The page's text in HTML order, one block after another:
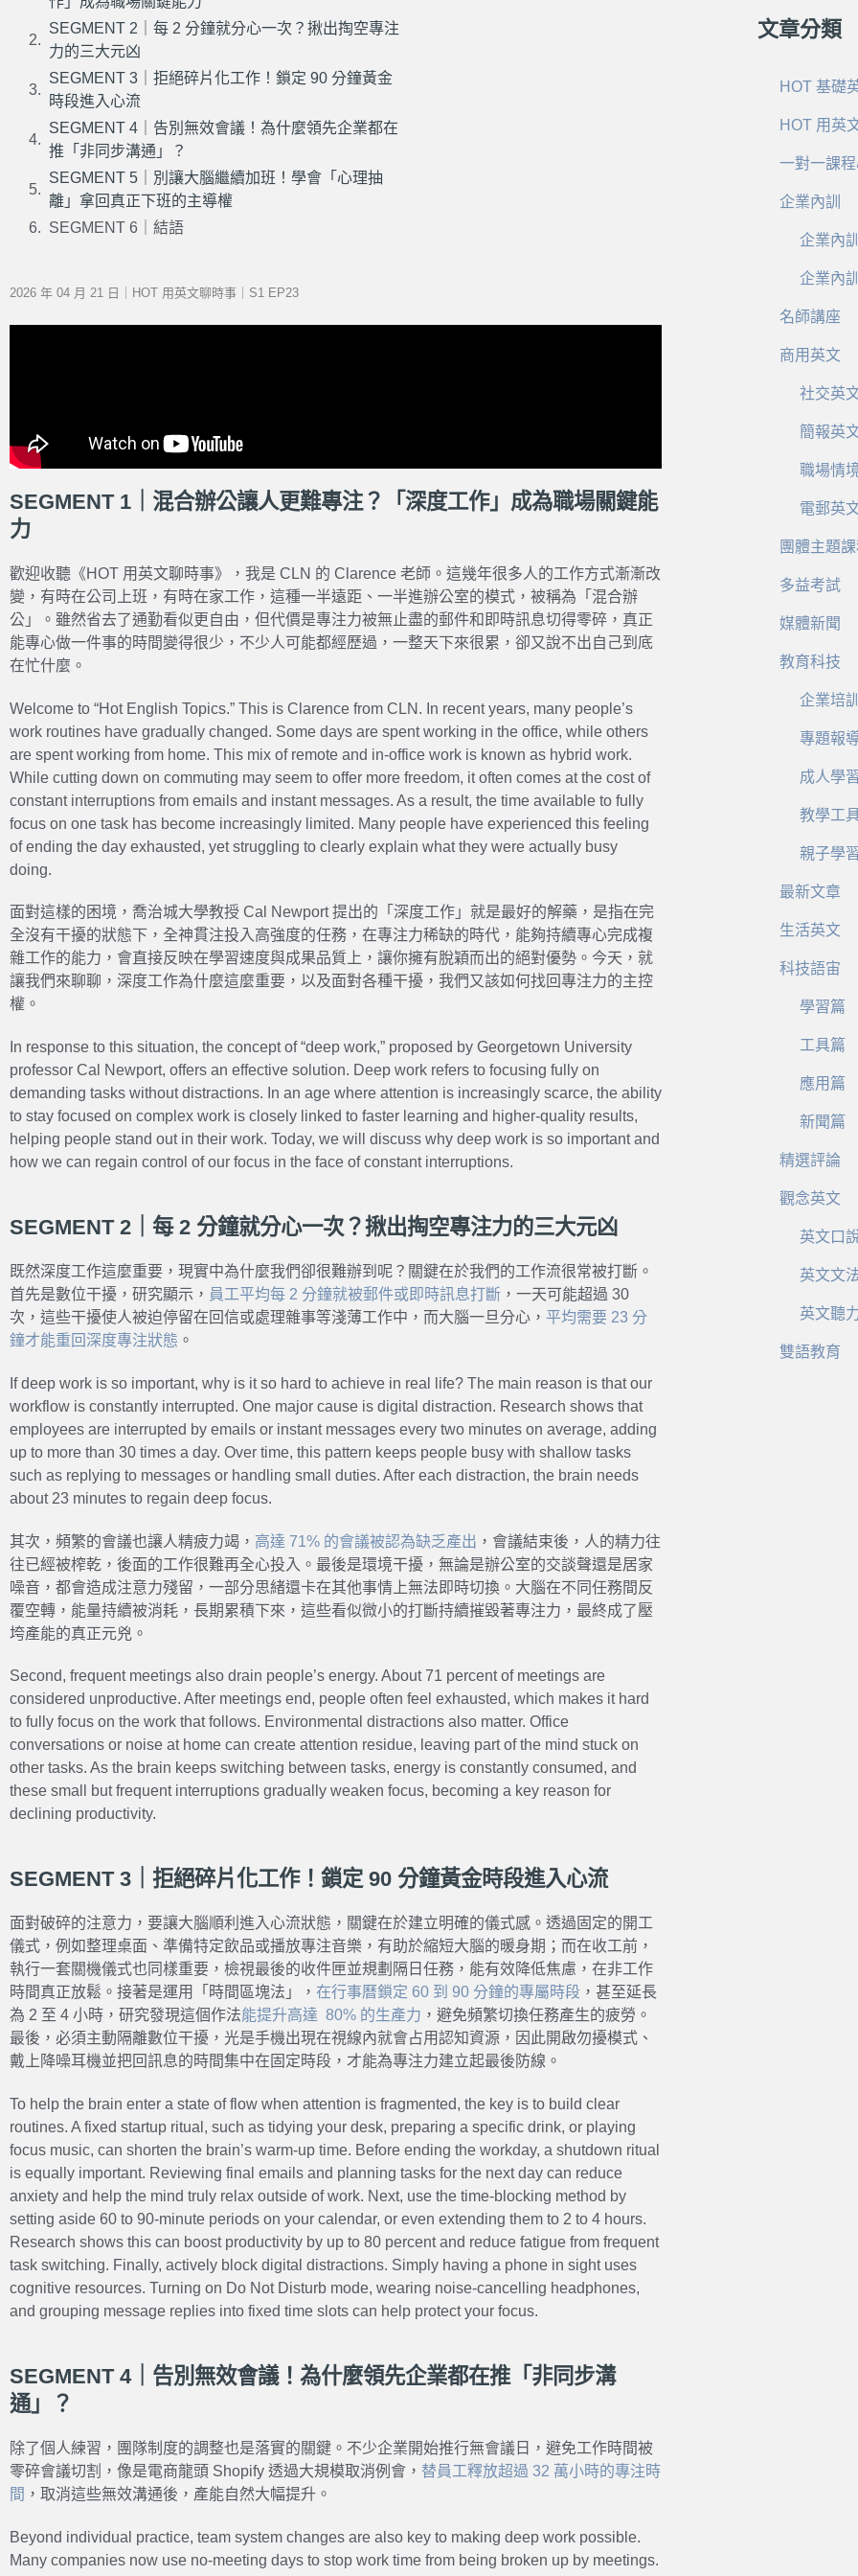
SEGMENT 2｜每 2 分鐘就分心一次？揪出掏空專注
力的三大元凶
SEGMENT 3｜拒絕碎片化工作！鎖定 90 分鐘黃金
時段進入心流
SEGMENT 4｜告別無效會議！為什麼領先企業都在
推「非同步溝通」？
SEGMENT 5｜別讓大腦繼續加班！學會「心理抽
離」拿回真正下班的主導權
SEGMENT 6｜結語
2026 年 04 月 21 日｜HOT 用英文聊時事｜S1 EP23
SEGMENT 1｜混合辦公讓人更難專注？「深度工作」成為職場關鍵能
力
歡迎收聽《HOT 用英文聊時事》，我是 CLN 的 Clarence 老師。這幾年很多人的工作方式漸漸改
變，有時在公司上班，有時在家工作，這種一半遠距、一半進辦公室的模式，被稱為「混合辦
公」。雖然省去了通勤看似更自由，但代價是專注力被無止盡的郵件和即時訊息切得零碎，真正
能專心做一件事的時間變得很少，不少人可能都經歷過，一整天下來很累，卻又說不出自己到底
在忙什麼。
Welcome to “Hot English Topics.” This is Clarence from CLN. In recent years, many people’s
work routines have gradually changed. Some days are spent working in the office, while others
are spent working from home. This mix of remote and in-office work is known as hybrid work.
While cutting down on commuting may seem to offer more freedom, it often comes at the cost of
constant interruptions from emails and instant messages. As a result, the time available to fully
focus on one task has become increasingly limited. Many people have experienced this feeling
of ending the day exhausted, yet struggling to clearly explain what they were actually busy
doing.
面對這樣的困境，喬治城大學教授 Cal Newport 提出的「深度工作」就是最好的解藥，是指在完
全沒有干擾的狀態下，全神貫注投入高強度的任務，在專注力稀缺的時代，能夠持續專心完成複
雜工作的能力，會直接反映在學習速度與成果品質上，讓你擁有脫穎而出的絕對優勢。今天，就
讓我們來聊聊，深度工作為什麼這麼重要，以及面對各種干擾，我們又該如何找回專注力的主控
權。
In response to this situation, the concept of “deep work,” proposed by Georgetown University
professor Cal Newport, offers an effective solution. Deep work refers to focusing fully on
demanding tasks without distractions. In an age where attention is increasingly scarce, the ability
to stay focused on complex work is closely linked to faster learning and higher-quality results,
helping people stand out in their work. Today, we will discuss why deep work is so important and
how we can regain control of our focus in the face of constant interruptions.
SEGMENT 2｜每 2 分鐘就分心一次？揪出掏空專注力的三大元凶
既然深度工作這麼重要，現實中為什麼我們卻很難辦到呢？關鍵在於我們的工作流很常被打斷。
首先是數位干擾，研究顯示， 員工平均每 2 分鐘就被郵件或即時訊息打斷 ，一天可能超過 30
次，這些干擾使人被迫停留在回信或處理雜事等淺薄工作中，而大腦一旦分心， 平均需要 23 分
鐘才能重回深度專注狀態 。
If deep work is so important, why is it so hard to achieve in real life? The main reason is that our
workflow is constantly interrupted. One major cause is digital distraction. Research shows that
employees are interrupted by emails or instant messages every two minutes on average, adding
up to more than 30 times a day. Over time, this pattern keeps people busy with shallow tasks
such as replying to messages or handling small duties. After each distraction, the brain needs
about 23 minutes to regain deep focus.
其次，頻繁的會議也讓人精疲力竭， 高達 71% 的會議被認為缺乏產出 ，會議結束後，人的精力往
往已經被榨乾，後面的工作很難再全心投入。最後是環境干擾，無論是辦公室的交談聲還是居家
噪音，都會造成注意力殘留，一部分思緒還卡在其他事情上無法即時切換。大腦在不同任務間反
覆空轉，能量持續被消耗，長期累積下來，這些看似微小的打斷持續摧毀著專注力，最終成了壓
垮產能的真正元兇。
Second, frequent meetings also drain people’s energy. About 71 percent of meetings are
considered unproductive. After meetings end, people often feel exhausted, which makes it hard
to fully focus on the work that follows. Environmental distractions also matter. Office
conversations or noise at home can create attention residue, leaving part of the mind stuck on
other tasks. As the brain keeps switching between tasks, energy is constantly consumed, and
these small but frequent interruptions gradually weaken focus, becoming a key reason for
declining productivity.
SEGMENT 3｜拒絕碎片化工作！鎖定 90 分鐘黃金時段進入心流
面對破碎的注意力，要讓大腦順利進入心流狀態，關鍵在於建立明確的儀式感。透過固定的開工
儀式，例如整理桌面、準備特定飲品或播放專注音樂，有助於縮短大腦的暖身期；而在收工前，
執行一套關機儀式也同樣重要，檢視最後的收件匣並規劃隔日任務，能有效降低焦慮，在非工作
時間真正放鬆。接著是運用「時間區塊法」， 在行事曆鎖定 60 到 90 分鐘的專屬時段 ，甚至延長
為 2 至 4 小時，研究發現這個作法能提升高達 80% 的生產力 ，避免頻繁切換任務產生的疲勞。
最後，必須主動隔離數位干擾，光是手機出現在視線內就會占用認知資源，因此開啟勿擾模式、
戴上降噪耳機並把回訊息的時間集中在固定時段，才能為專注力建立起最後防線。
To help the brain enter a state of flow when attention is fragmented, the key is to build clear
routines. A fixed startup ritual, such as tidying your desk, preparing a specific drink, or playing
focus music, can shorten the brain’s warm-up time. Before ending the workday, a shutdown ritual
is equally important. Reviewing final emails and planning tasks for the next day can reduce
anxiety and help the mind truly relax outside of work. Next, use the time-blocking method by
setting aside 60 to 90-minute periods on your calendar, or even extending them to 2 to 4 hours.
Research shows this can boost productivity by up to 80 percent and reduce fatigue from frequent
task switching. Finally, actively block digital distractions. Simply having a phone in sight uses
cognitive resources. Turning on Do Not Disturb mode, wearing noise-cancelling headphones,
and grouping message replies into fixed time slots can help protect your focus.
SEGMENT 4｜告別無效會議！為什麼領先企業都在推「非同步溝
通」？
除了個人練習，團隊制度的調整也是落實的關鍵。不少企業開始推行無會議日，避免工作時間被
零碎會議切割，像是電商龍頭 Shopify 透過大規模取消例會， 替員工釋放超過 32 萬小時的專注時
間 ，取消這些無效溝通後，產能自然大幅提升。
Beyond individual practice, team system changes are also key to making deep work possible.
Many companies now use no-meeting days to stop work time from being broken up by meetings.
文章分類
HOT 基礎
HOT 用英
一對一課
企業內訓
企業內
企業內
名師講座
商用英文
社交英
簡報英
職場情
電郵英
團體主題
多益考試
媒體新聞
教育科技
企業培
專題報
成人學
教學工
親子學
最新文章
生活英文
科技語宙
學習篇
工具篇
應用篇
新聞篇
精選評論
觀念英文
英文口
英文文
英文聽
雙語教育